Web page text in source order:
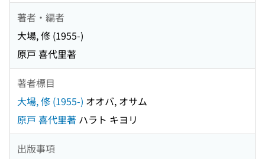
著者・編者
大場, 修 (1955-)
原戸 喜代里著
著者標目
大場, 修 (1955-) オオバ, オサム
原戸 喜代里著 ハラト キヨリ
出版事項